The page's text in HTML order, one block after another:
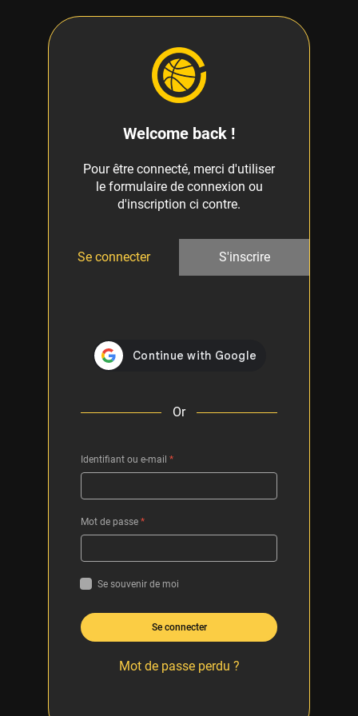
Welcome back !
Pour être connecté, merci d'utiliser
le formulaire de connexion ou
d'inscription ci contre.
Se connecter S'inscrire
Or
Identifiant ou e-mail *
Mot de passe *
Se souvenir de moi
Se connecter
Mot de passe perdu ?